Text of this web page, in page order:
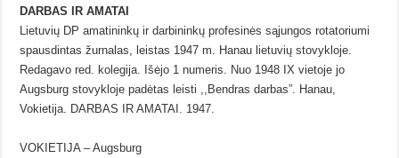
DARBAS IR AMATAI
Lietuvių DP amatininkų ir darbininkų profesinės sąjungos rotatoriumi
spausdintas žurnalas, leistas 1947 m. Hanau lietuvių stovykloje.
Redagavo red. kolegija. Išėjo 1 numeris. Nuo 1948 IX vietoje jo
Augsburg stovykloje padėtas leisti ,,Bendras darbas”. Hanau,
Vokietija. DARBAS IR AMATAI. 1947.
VOKIETIJA – Augsburg